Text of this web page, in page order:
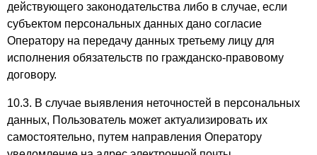
действующего законодательства либо в случае, если
субъектом персональных данных дано согласие
Оператору на передачу данных третьему лицу для
исполнения обязательств по гражданско-правовому
договору.
10.3. В случае выявления неточностей в персональных
данных, Пользователь может актуализировать их
самостоятельно, путем направления Оператору